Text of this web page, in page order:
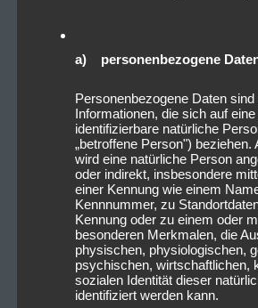
a) personenbezogene
Personenbezogene Daten sind
Informationen, die sich auf
identifizierbare natürliche
„betroffene Person") beziehen.
wird eine natürliche Person
oder indirekt, insbesondere
einer Kennung wie einem
Kennnummer, zu
Kennung oder zu einem oder
besonderen Merkmalen, die
physischen, physiologischen,
psychischen, wirtschaftlichen,
sozialen Identität dieser
identifiziert werden kann.